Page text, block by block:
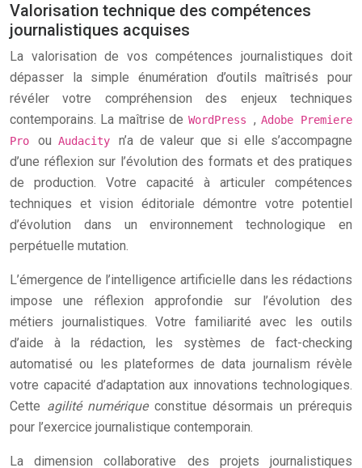
Valorisation technique des compétences
journalistiques acquises
La valorisation de vos compétences journalistiques doit
dépasser la simple énumération d’outils maîtrisés pour
révéler votre compréhension des enjeux techniques
contemporains. La maîtrise de WordPress, Adobe Premiere
Proou Audacityn’a de valeur que si elle s’accompagne
d’une réflexion sur l’évolution des formats et des pratiques
de production. Votre capacité à articuler compétences
techniques et vision éditoriale démontre votre potentiel
d’évolution dans un environnement technologique en
perpétuelle mutation.
L’émergence de l’intelligence artificielle dans les rédactions
impose une réflexion approfondie sur l’évolution des
métiers journalistiques. Votre familiarité avec les outils
d’aide à la rédaction, les systèmes de fact-checking
automatisé ou les plateformes de data journalism révèle
votre capacité d’adaptation aux innovations technologiques.
Cette agilité numérique constitue désormais un prérequis
pour l’exercice journalistique contemporain.
La dimension collaborative des projets journalistiques